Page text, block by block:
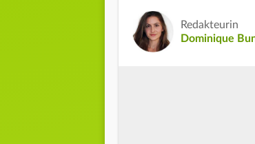
Redakteurin
Dominique